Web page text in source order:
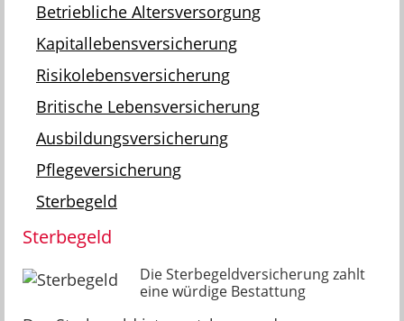
Betriebliche Altersversorgung
Kapitallebensversicherung
Risikolebensversicherung
Britische Lebensversicherung
Ausbildungsversicherung
Pflegeversicherung
Sterbegeld
Sterbegeld
Die Sterbegeldversicherung zahlt
eine würdige Bestattung